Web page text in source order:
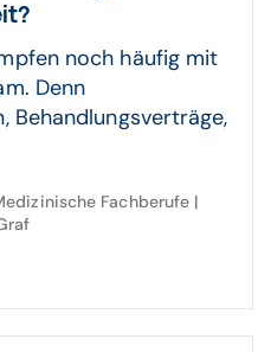
noch häufig mit
Denn
Behandlungsverträge,
Fachberufe |